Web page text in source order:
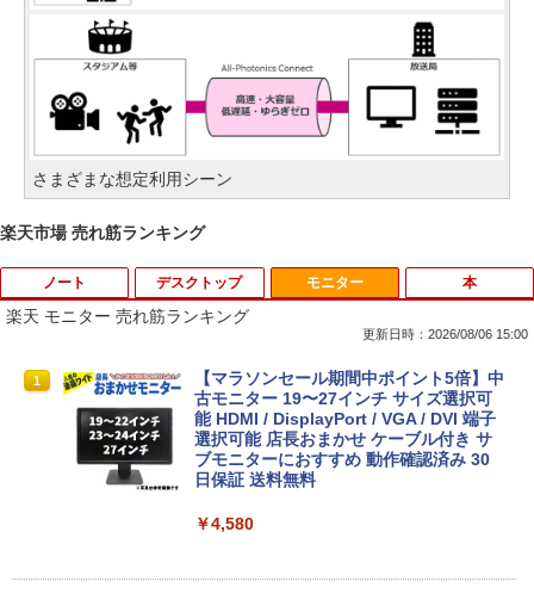
さまざまな想定利用シーン
楽天市場 売れ筋ランキング
ノート
1
中古パソコン | Dell | Latitude 3500 | Wi
ndows11 | ノートPC | 一年保証 | 第8世
代 | Core i5-8265U 1.6(〜最大3.9)GHz |
MEM:8GB | SSD:256GB(新品) | 光学ド
ライブ非搭載 | 無線LAN:あり | Webカメ
ラ内蔵 | フルHD | テンキー | Win11Pro6
デスクトップ
1
エアリア 世田谷電器 世田谷の給水塔 キ
ーボード用メンテナンスツール キーキャ
ップ外し スイッチプラー AR-REMOVE
￥1,580
モニター
楽天 モニター 売れ筋ランキング
更新日時：2026/08/06 15:00
1
【マラソンセール期間中ポイント5倍】中
古モニター 19〜27インチ サイズ選択可
能 HDMI / DisplayPort / VGA / DVI 端子
選択可能 店長おまかせ ケーブル付き サ
ブモニターにおすすめ 動作確認済み 30
日保証 送料無料
￥4,580
本